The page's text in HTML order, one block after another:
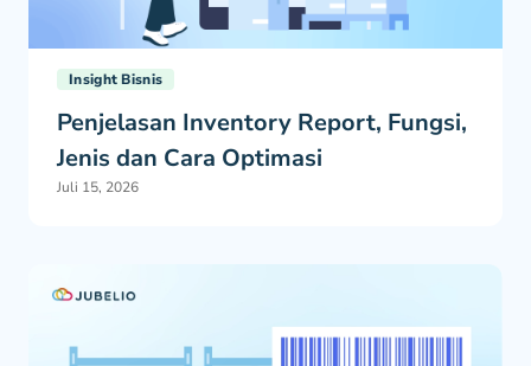
Insight Bisnis
Penjelasan Inventory Report, Fungsi,
Jenis dan Cara Optimasi
Juli 15, 2026